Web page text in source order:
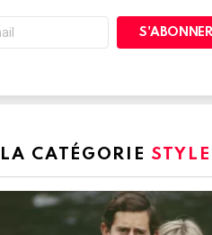
CATÉGORIE STYLE